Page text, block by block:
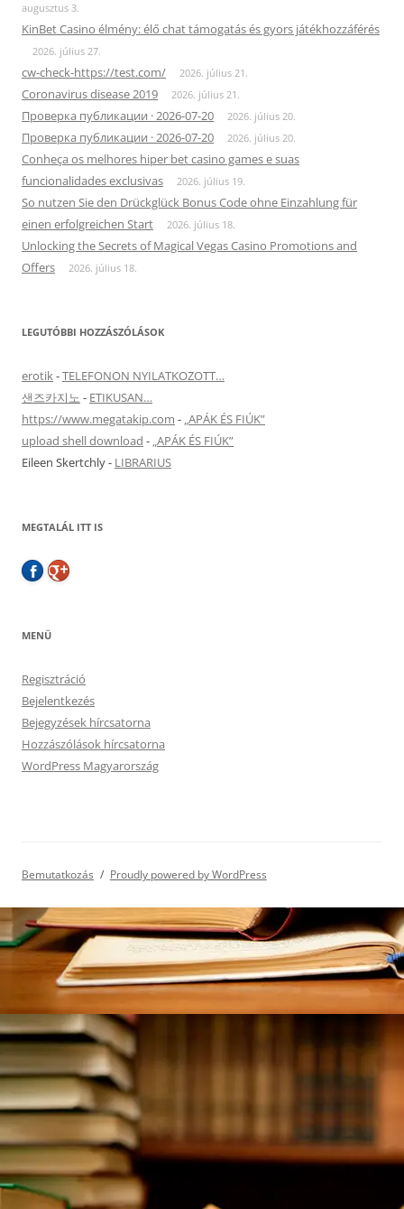
augusztus 3.
KinBet Casino élmény: élő chat támogatás és gyors játékhozzáférés
2026. július 27.
cw-check-https://test.com/ 2026. július 21.
Coronavirus disease 2019 2026. július 21.
Проверка публикации · 2026-07-20 2026. július 20.
Проверка публикации · 2026-07-20 2026. július 20.
Conheça os melhores hiper bet casino games e suas
funcionalidades exclusivas
2026. július 19.
So nutzen Sie den Drückglück Bonus Code ohne Einzahlung für
einen erfolgreichen Start
2026. július 18.
Unlocking the Secrets of Magical Vegas Casino Promotions and
Offers
2026. július 18.
LEGUTÓBBI HOZZÁSZÓLÁSOK
erotik-TELEFONON NYILATKOZOTT…
샌즈카지노 - ETIKUSAN…
https://www.megatakip.com - „APÁK ÉS FIÚK”
upload shell download - „APÁK ÉS FIÚK”
Eileen Skertchly- LIBRARIUS
MEGTALÁL ITT IS
MENÜ
Regisztráció
Bejelentkezés
Bejegyzések hírcsatorna
Hozzászólások hírcsatorna
WordPress Magyarország
Bemutatkozás Proudly powered by WordPress